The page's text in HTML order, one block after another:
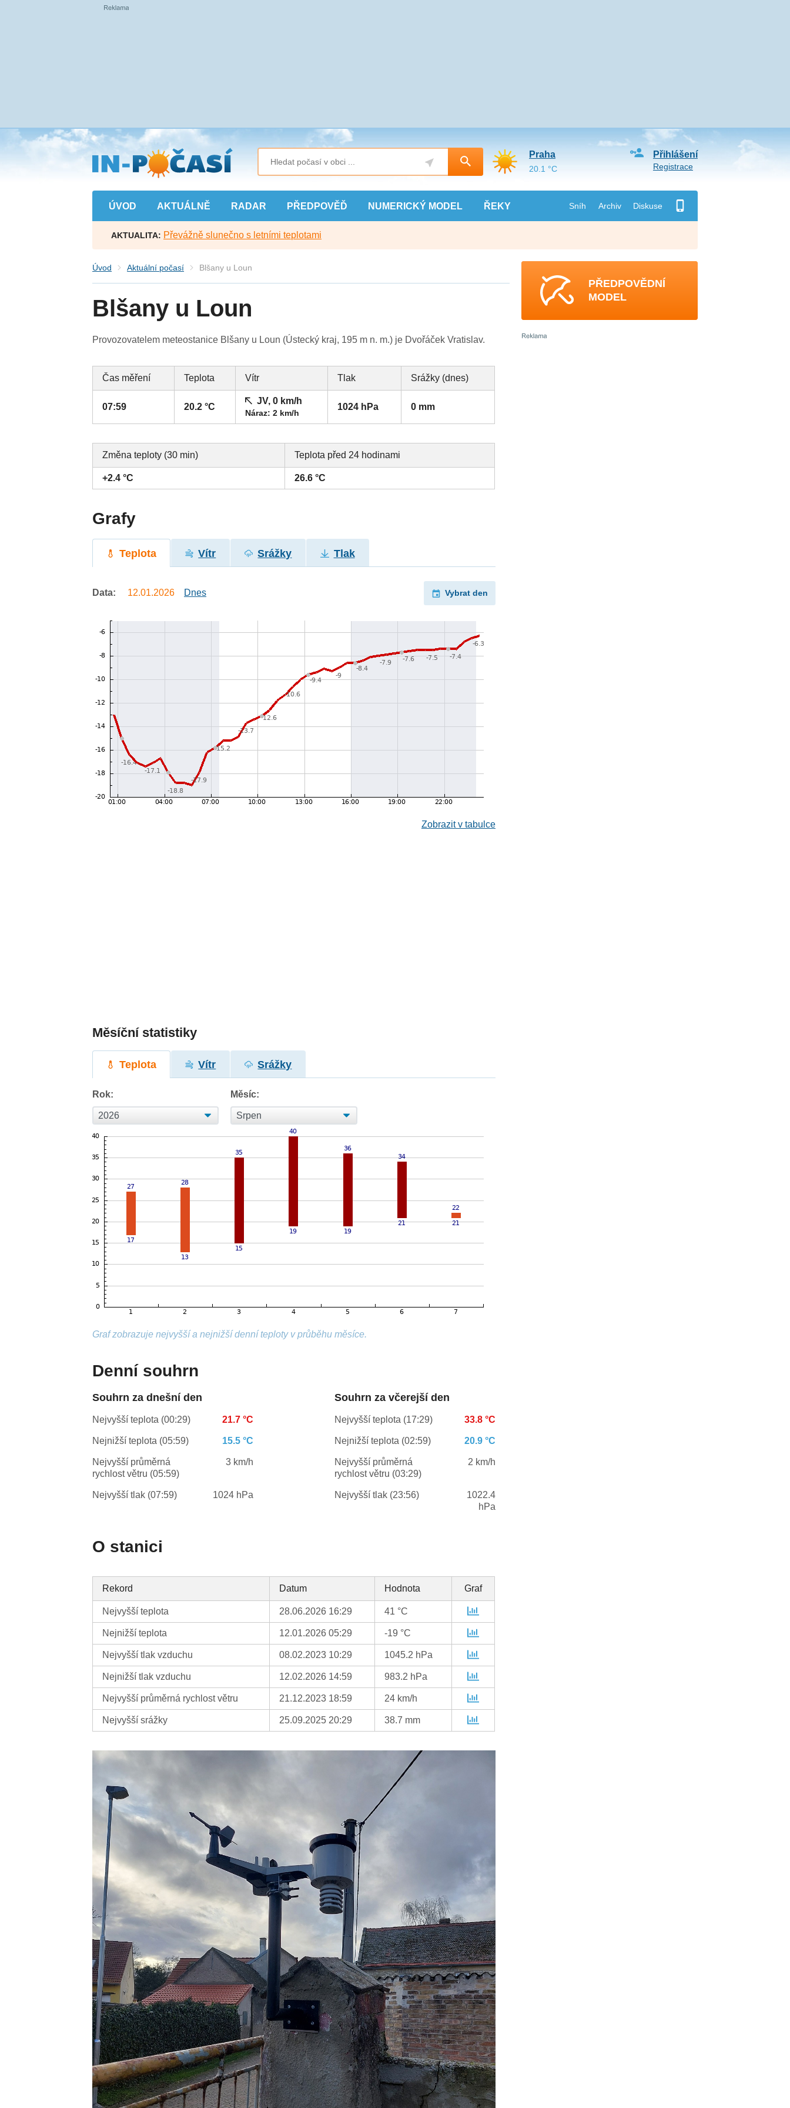
Přejít
na
hlavní
obsah
ÚVOD AKTUÁLNĚ RADAR PŘEDPOVĚĎ NUMERICKÝ MODEL ŘEKY Sníh Archiv Diskuse
Přihlášení
Registrace
Praha
20.1 °C
AKTUALITA: Převážně slunečno s letními teplotami
Úvod Aktuální počasí Blšany u Loun
Blšany u Loun
Provozovatelem meteostanice Blšany u Loun (Ústecký kraj, 195 m n. m.) je Dvořáček Vratislav.
Čas měření Teplota Vítr Tlak Srážky (dnes)
07:59 20.2 °C
JV, 0 km/h
Náraz: 2 km/h
1024 hPa 0 mm
Změna teploty (30 min) Teplota před 24 hodinami
+2.4 °C 26.6 °C
Grafy
Teplota Vítr Srážky Tlak
Data: 12.01.2026 Dnes Vybrat den
Zobrazit v tabulce
Měsíční statistiky
Teplota Vítr Srážky
Rok: Měsíc:
Graf zobrazuje nejvyšší a nejnižší denní teploty v průběhu měsíce.
Denní souhrn
Souhrn za dnešní den
Nejvyšší teplota (00:29) 21.7 °C
Nejnižší teplota (05:59) 15.5 °C
Nejvyšší průměrná
rychlost větru (05:59)
3 km/h
Nejvyšší tlak (07:59) 1024 hPa
Souhrn za včerejší den
Nejvyšší teplota (17:29) 33.8 °C
Nejnižší teplota (02:59) 20.9 °C
Nejvyšší průměrná
rychlost větru (03:29)
2 km/h
Nejvyšší tlak (23:56)
1022.4
hPa
O stanici
Rekord Datum Hodnota Graf
Nejvyšší teplota 28.06.2026 16:29 41 °C
Nejnižší teplota 12.01.2026 05:29 -19 °C
Nejvyšší tlak vzduchu 08.02.2023 10:29 1045.2 hPa
Nejnižší tlak vzduchu 12.02.2026 14:59 983.2 hPa
Nejvyšší průměrná rychlost větru 21.12.2023 18:59 24 km/h
Nejvyšší srážky 25.09.2025 20:29 38.7 mm
PŘEDPOVĚDNÍ
MODEL